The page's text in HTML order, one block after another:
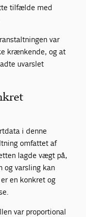
tilfælde med
var
krænkende, og at
uvarslet
i denne
omfattet af
lagde vægt på,
og varsling kan
en konkret og
var proportional